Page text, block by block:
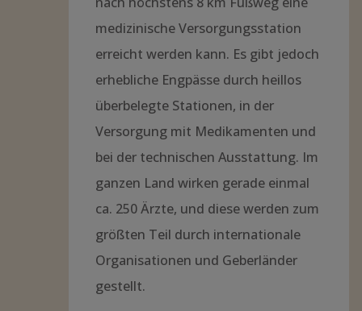
medizinische Versorgungsstation
erreicht werden kann. Es gibt jedoch
erhebliche Engpässe durch heillos
überbelegte Stationen, in der
Versorgung mit Medikamenten und
bei der technischen Ausstattung. Im
ganzen Land wirken gerade einmal
ca. 250 Ärzte, und diese werden zum
größten Teil durch internationale
Organisationen und Geberländer
gestellt.